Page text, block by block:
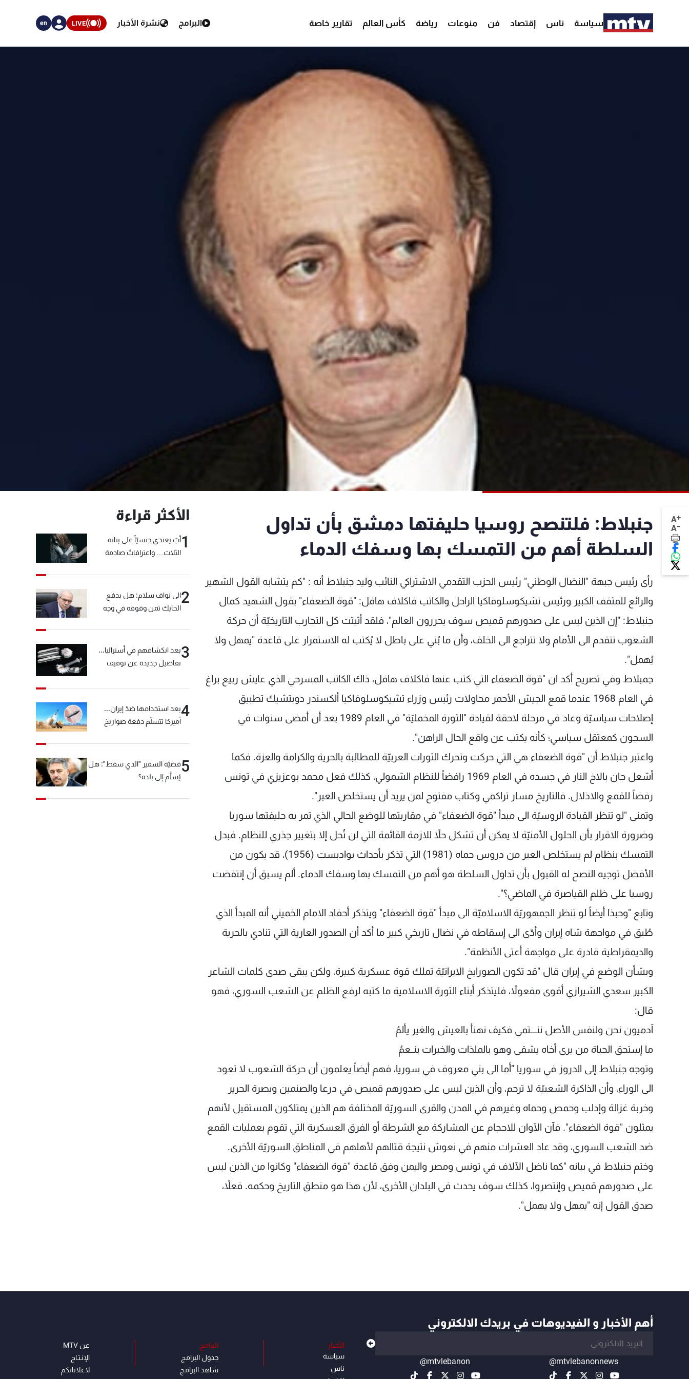
سياسة ناس إقتصاد فن منوعات رياضة كأس العالم تقارير خاصة البرامج نشرة الأخبار LIVE
en
A+
A-
جنبلاط: فلتنصح روسيا حليفتها دمشق بأن تداول
السلطة أهم من التمسك بها وسفك الدماء
رأى رئيس جبهة "النضال الوطني" رئيس الحزب التقدمي الاشتراكي النائب وليد جنبلاط أنه : "كم يتشابه القول الشهير
والرائع للمثقف الكبير ورئيس تشيكوسلوفاكيا الراحل والكاتب فاكلاف هافل: "قوة الضعفاء" بقول الشهيد كمال
جنبلاط: "إن الذين ليس على صدورهم قميص سوف يحررون العالم"، فلقد أثبتت كل التجارب التاريخيّة أن حركة
الشعوب تتقدم الى الأمام ولا تتراجع الى الخلف، وأن ما بُني على باطل لا يُكتب له الاستمرار على قاعدة "يمهل ولا
يُهمل".
جمبلاط وفي تصريح أكد ان "قوة الضعفاء التي كتب عنها فاكلاف هافل، ذاك الكاتب المسرحي الذي عايش ربيع براغ
في العام 1968 عندما قمع الجيش الأحمر محاولات رئيس وزراء تشيكوسلوفاكيا ألكسندر دوبتشيك تطبيق
إصلاحات سياسيّة وعاد في مرحلة لاحقة لقيادة "الثورة المخمليّة" في العام 1989 بعد أن أمضى سنوات في
السجون كمعتقل سياسي؛ كأنه يكتب عن واقع الحال الراهن".
واعتبر جنبلاط أن "قوة الضعفاء هي التي حركت وتحرك الثورات العربيّة للمطالبة بالحرية والكرامة والعزة. فكما
أشعل جان بالاخ النار في جسده في العام 1969 رافضاً للنظام الشمولي، كذلك فعل محمد بوعزيزي في تونس
رفضاً للقمع والاذلال. فالتاريخ مسار تراكمي وكتاب مفتوح لمن يريد أن يستخلص العبر".
وتمنى "لو تنظر القيادة الروسيّة الى مبدأ "قوة الضعفاء" في مقاربتها للوضع الحالي الذي تمر به حليفتها سوريا
وضرورة الاقرار بأن الحلول الأمنيّة لا يمكن أن تشكل حلاً للازمة القائمة التي لن تُحل إلا بتغيير جذري للنظام. فبدل
التمسك بنظام لم يستخلص العبر من دروس حماه (1981) التي تذكر بأحداث بوادبست (1956)، قد يكون من
الأفضل توجيه النصح له القبول بأن تداول السلطة هو أهم من التمسك بها وسفك الدماء. ألم يسبق أن إنتفضت
روسيا على ظلم القياصرة في الماضي؟".
وتابع "وحبذا أيضاً لو تنظر الجمهوريّة الاسلاميّة الى مبدأ "قوة الضعفاء" ويتذكر أحفاد الامام الخميني أنه المبدأ الذي
طُبق في مواجهة شاه إيران وأدّى الى إسقاطه في نضال تاريخي كبير ما أكد أن الصدور العارية التي تنادي بالحرية
والديمقراطية قادرة على مواجهة أعتى الأنظمة".
وبشأن الوضع في إيران قال "قد تكون الصورايخ الايرانيّة تملك قوة عسكرية كبيرة، ولكن يبقى صدى كلمات الشاعر
الكبير سعدي الشيرازي أقوى مفعولاً، فليتذكر أبناء الثورة الاسلامية ما كتبه لرفع الظلم عن الشعب السوري، فهو
قال:
آدميون نحن ولنفس الأصل ننــــتمي فكيف نهنأ بالعيش والغير يألمُ
ما إستحق الحياة من يرى أخاه يشقى وهو بالملذات والخيرات ينــعمُ
وتوجه جنبلاط إلى الدروز في سوريا "أما الى بني معروف في سوريا، فهم أيضاً يعلمون أن حركة الشعوب لا تعود
الى الوراء، وأن الذاكرة الشعبيّة لا ترحم، وأن الذين ليس على صدورهم قميص في درعا والصنمين وبصرة الحرير
وخربة غزالة وإدلب وحمص وحماه وغيرهم في المدن والقرى السوريّة المختلفة هم الذين يمتلكون المستقبل لأنهم
يمثلون "قوة الضعفاء". فآن الآوان للاحجام عن المشاركة مع الشرطة أو الفرق العسكرية التي تقوم بعمليات القمع
ضد الشعب السوري، وقد عاد العشرات منهم في نعوش نتيجة قتالهم لأهلهم في المناطق السوريّة الأخرى.
وختم جنبلاط في بيانه "كما ناضل الآلاف في تونس ومصر واليمن وفق قاعدة "قوة الضعفاء" وكانوا من الذين ليس
على صدورهم قميص وإنتصروا، كذلك سوف يحدث في البلدان الأخرى، لأن هذا هو منطق التاريخ وحكمه. فعلاً،
صدق القول إنه "يمهل ولا يهمل".
الأكثر قراءة
1أبٌ يعتدي جنسيّاً على بناته
الثلاث… واعترافاتٌ صادمة
2الى نواف سلام: هل يدفع
الحايك ثمن وقوفه في وجه
3بعد انكشافهم في أستراليا...
تفاصيل جديدة عن توقيف
4بعد استخدامها ضدّ إيران...
أميركا تتسلّم دفعة صواريخ
5قضيّة السفير "الذي سقط": هل
يُسلَّم إلى بلده؟
أهم الأخبار و الفيديوهات في بريدك الالكتروني
@mtvlebanonnews
@mtvlebanon
الأخبار
سياسة
ناس
البرامج
جدول البرامج
شاهد البرامج
عن MTV
الإنـتـاج
لاعلاناتكم